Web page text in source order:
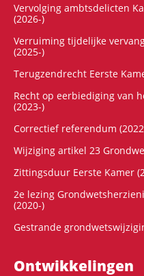
Vervolging ambtsdelicten
(2026-)
Verruiming tijdelijke
(2025-)
Terugzendrecht Eerste
Recht op eerbiediging van
(2023-)
Correctief referendum
Wijziging artikel 23
Zittingsduur Eerste Kamer
2e lezing
(2020-)
Gestrande
Ontwikke­lingen